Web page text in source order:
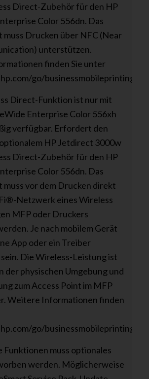
Direct-Zubehör für den HP
Color 556dn. Das
muss Drucken über NFC (Near
unterstützen.
finden Sie unter
go/businessmobileprinting.
Direct-Funktion ist nur mit
Enterprise Color 556xh
verfügbar. Erfordert den
HP Jetdirect 3000w
Direct-Zubehör für den HP
Color 556dn. Das
muss vor dem Drucken direkt
Netzwerk eines Wireless
MFP oder Druckers
Je nach mobilem Gerät
App oder ein Treiber
Die Wireless-Leistung ist
der physischen Umgebung und
zum Access Point im MFP
Weitere Informationen finden
go/businessmobileprinting.
Funktionen muss optionales
werden. Möglicherweise